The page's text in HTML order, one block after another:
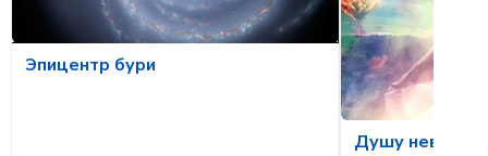
Эпицентр бури
Душу